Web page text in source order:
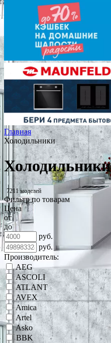
Главная
Холодильники
Холодильники
7211 моделей
Фильтр по товарам
Цена
от
до
руб.
руб.
Производитель:
AEG
ASCOLI
ATLANT
AVEX
Amica
Artel
Asko
BBK